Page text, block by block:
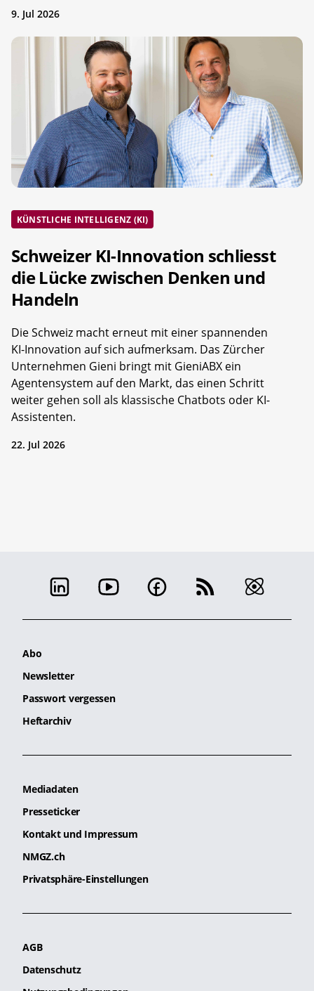
9. Jul 2026
KÜNSTLICHE INTELLIGENZ (KI)
Schweizer KI-Innovation schliesst
die Lücke zwischen Denken und
Handeln
Die Schweiz macht erneut mit einer spannenden
KI-Innovation auf sich aufmerksam. Das Zürcher
Unternehmen Gieni bringt mit GieniABX ein
Agentensystem auf den Markt, das einen Schritt
weiter gehen soll als klassische Chatbots oder KI-
Assistenten.
22. Jul 2026
Abo
Newsletter
Passwort vergessen
Heftarchiv
Mediadaten
Presseticker
Kontakt und Impressum
NMGZ.ch
Privatsphäre-Einstellungen
AGB
Datenschutz